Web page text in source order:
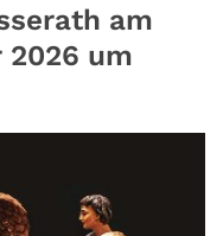
am
2026 um